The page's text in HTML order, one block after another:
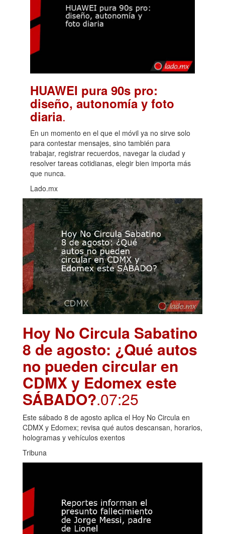
HUAWEI pura 90s pro:
diseño, autonomía y foto
diaria.
En un momento en el que el móvil ya no sirve solo
para contestar mensajes, sino también para
trabajar, registrar recuerdos, navegar la ciudad y
resolver tareas cotidianas, elegir bien importa más
que nunca.
Lado.mx
Hoy No Circula Sabatino
8 de agosto: ¿Qué autos
no pueden circular en
CDMX y Edomex este
SÁBADO?.07:25
Este sábado 8 de agosto aplica el Hoy No Circula en
CDMX y Edomex; revisa qué autos descansan, horarios,
hologramas y vehículos exentos
Tribuna